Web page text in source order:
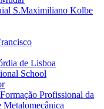
S.Maximiliano Kolbe
de Lisboa
School
Profissional da